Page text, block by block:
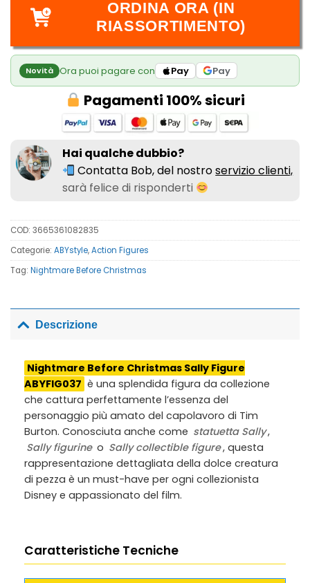
ORDINA ORA (IN
RIASSORTIMENTO)
Novità Ora puoi pagare con Pay Pay
Pagamenti 100% sicuri
Hai qualche dubbio?
Contatta Bob, del nostroservizio clienti,
sarà felice di risponderti
COD: 3665361082835
Categorie: ABYstyle,Action Figures
Tag: Nightmare Before Christmas
Descrizione
Nightmare Before Christmas Sally Figure
ABYFIG037 è una splendida figura da collezione
che cattura perfettamente l’essenza del
personaggio più amato del capolavoro di Tim
Burton. Conosciuta anche come statuetta Sally,
Sally figurine o Sally collectible figure, questa
rappresentazione dettagliata della dolce creatura
di pezza è un must-have per ogni collezionista
Disney e appassionato del film.
Caratteristiche Tecniche